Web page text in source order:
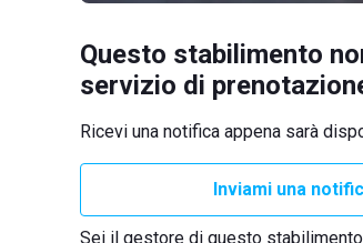
Questo stabilimento
servizio di
Ricevi una notifica appena sarà
Inviami una
Sei il gestore di questo